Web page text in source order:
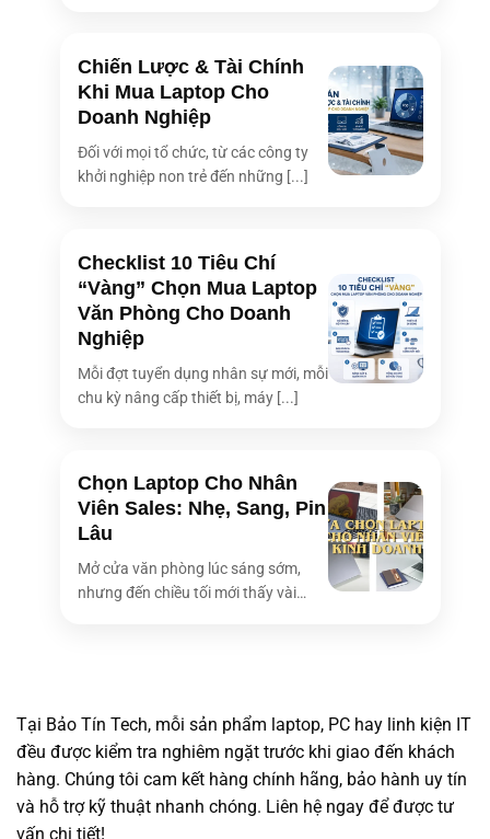
Chiến Lược & Tài Chính
Khi Mua Laptop Cho
Doanh Nghiệp
Đối với mọi tổ chức, từ các công ty
khởi nghiệp non trẻ đến những [...]
Checklist 10 Tiêu Chí
“Vàng” Chọn Mua Laptop
Văn Phòng Cho Doanh
Nghiệp
Mỗi đợt tuyển dụng nhân sự mới, mỗi
chu kỳ nâng cấp thiết bị, máy [...]
Chọn Laptop Cho Nhân
Viên Sales: Nhẹ, Sang, Pin
Lâu
Mở cửa văn phòng lúc sáng sớm,
nhưng đến chiều tối mới thấy vài
Tại Bảo Tín Tech, mỗi sản phẩm laptop, PC hay linh kiện IT
đều được kiểm tra nghiêm ngặt trước khi giao đến khách
hàng. Chúng tôi cam kết hàng chính hãng, bảo hành uy tín
và hỗ trợ kỹ thuật nhanh chóng. Liên hệ ngay để được tư
vấn chi tiết!